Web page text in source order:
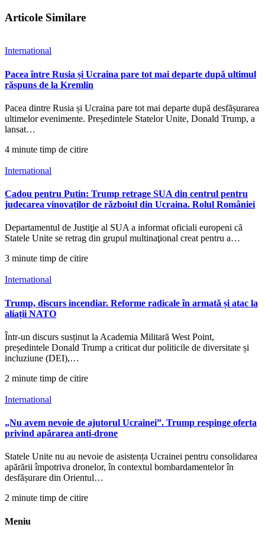
Articole Similare
International
Pacea între Rusia și Ucraina pare tot mai departe după ultimul
răspuns de la Kremlin
Pacea dintre Rusia și Ucraina pare tot mai departe după desfășurarea
ultimelor evenimente. Președintele Statelor Unite, Donald Trump, a
lansat…
4 minute timp de citire
International
Cadou pentru Putin: Trump retrage SUA din centrul pentru
judecarea vinovaților de războiul din Ucraina. Rolul României
Departamentul de Justiţie al SUA a informat oficiali europeni că
Statele Unite se retrag din grupul multinaţional creat pentru a…
3 minute timp de citire
International
Trump, discurs incendiar. Reforme radicale în armată și atac la
aliații NATO
Într-un discurs susținut la Academia Militară West Point,
președintele Donald Trump a criticat dur politicile de diversitate și
incluziune (DEI),…
2 minute timp de citire
International
„Nu avem nevoie de ajutorul Ucrainei”. Trump respinge oferta
privind apărarea anti-drone
Statele Unite nu au nevoie de asistența Ucrainei pentru consolidarea
apărării împotriva dronelor, în contextul bombardamentelor în
desfășurare din Orientul…
2 minute timp de citire
Meniu